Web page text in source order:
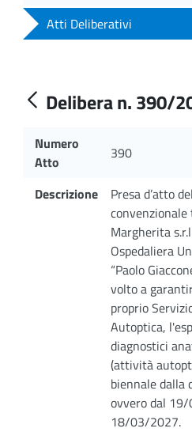
Atti Deliberativi
Delibera n. 390/
Numero
Atto
390
Descrizione
Presa d’atto
convenzionale
Margherita
Ospedaliera
“Paolo
volto a
proprio
Autoptica,
diagnostici
(attività
biennale dalla
ovvero dal
18/03/2027.